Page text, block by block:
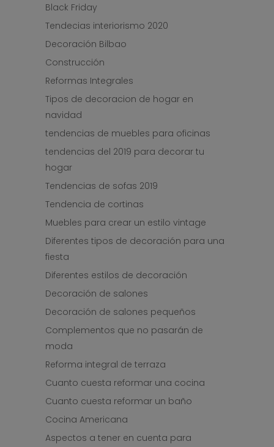
Black Friday
Tendecias interiorismo 2020
Decoración Bilbao
Construcción
Reformas Integrales
Tipos de decoracion de hogar en
navidad
tendencias de muebles para oficinas
tendencias del 2019 para decorar tu
hogar
Tendencias de sofas 2019
Tendencia de cortinas
Muebles para crear un estilo vintage
Diferentes tipos de decoración para una
fiesta
Diferentes estilos de decoración
Decoración de salones
Decoración de salones pequeños
Complementos que no pasarán de
moda
Reforma integral de terraza
Cuanto cuesta reformar una cocina
Cuanto cuesta reformar un baño
Cocina Americana
Aspectos a tener en cuenta para